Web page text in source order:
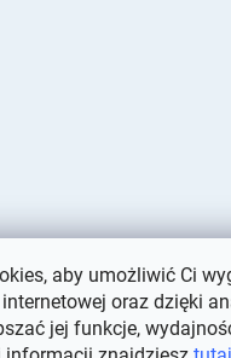
aby umożliwić Ci
oraz dzięki
jej funkcje,